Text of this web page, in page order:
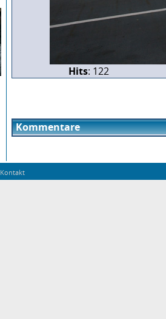
Hits: 122
Kommentare
Kontakt